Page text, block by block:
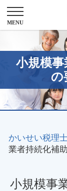
小規模
の
かいせい税理
業者持続化補
小規模事